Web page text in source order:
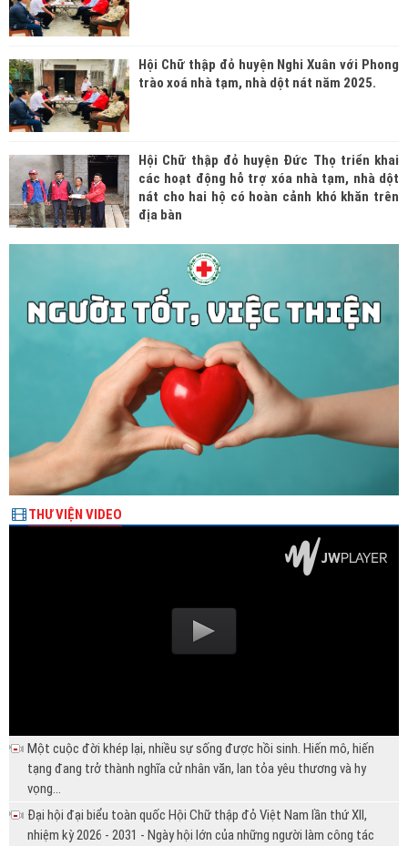
Hội Chữ thập đỏ huyện Nghi Xuân với Phong
trào xoá nhà tạm, nhà dột nát năm 2025.
Hội Chữ thập đỏ huyện Đức Thọ triển khai
các hoạt động hỗ trợ xóa nhà tạm, nhà dột
nát cho hai hộ có hoàn cảnh khó khăn trên
địa bàn
THƯ VIỆN VIDEO
Một cuộc đời khép lại, nhiều sự sống được hồi sinh. Hiến mô, hiến
tạng đang trở thành nghĩa cử nhân văn, lan tỏa yêu thương và hy
vọng...
Đại hội đại biểu toàn quốc Hội Chữ thập đỏ Việt Nam lần thứ XII,
nhiệm kỳ 2026 - 2031 - Ngày hội lớn của những người làm công tác